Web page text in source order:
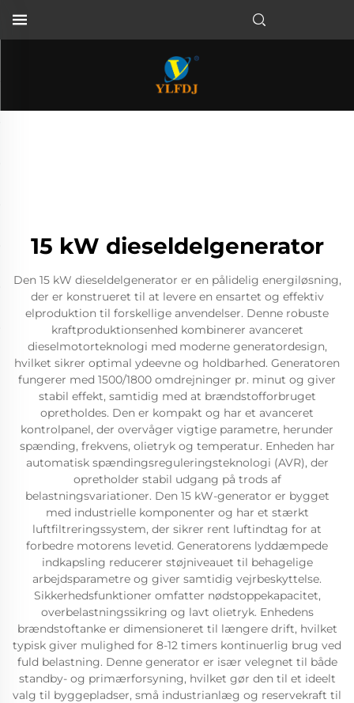
15 kW dieseldelgenerator
Den 15 kW dieseldelgenerator er en pålidelig energiløsning,
der er konstrueret til at levere en ensartet og effektiv
elproduktion til forskellige anvendelser. Denne robuste
kraftproduktionsenhed kombinerer avanceret
dieselmotorteknologi med moderne generatordesign,
hvilket sikrer optimal ydeevne og holdbarhed. Generatoren
fungerer med 1500/1800 omdrejninger pr. minut og giver
stabil effekt, samtidig med at brændstofforbruget
opretholdes. Den er kompakt og har et avanceret
kontrolpanel, der overvåger vigtige parametre, herunder
spænding, frekvens, olietryk og temperatur. Enheden har
automatisk spændingsreguleringsteknologi (AVR), der
opretholder stabil udgang på trods af
belastningsvariationer. Den 15 kW-generator er bygget
med industrielle komponenter og har et stærkt
luftfiltreringssystem, der sikrer rent luftindtag for at
forbedre motorens levetid. Generatorens lyddæmpede
indkapsling reducerer støjniveauet til behagelige
arbejdsparametre og giver samtidig vejrbeskyttelse.
Sikkerhedsfunktioner omfatter nødstoppekapacitet,
overbelastningssikring og lavt olietryk. Enhedens
brændstoftanke er dimensioneret til længere drift, hvilket
typisk giver mulighed for 8-12 timers kontinuerlig brug ved
fuld belastning. Denne generator er især velegnet til både
standby- og primærforsyning, hvilket gør den til et ideelt
valg til byggepladser, små industrianlæg og reservekraft til